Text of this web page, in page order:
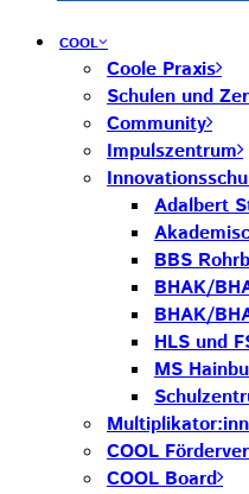
COOL
Coole Praxis
Schulen und
Community
Impulszentrum
Adalbert
BBS
BHAK/
BHAK/
HLS und
MS
COOL
COOL Board